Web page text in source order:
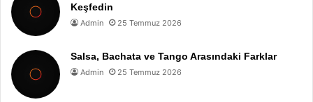
Keşfedin
Admin 25 Temmuz 2026
Salsa, Bachata ve Tango Arasındaki Farklar
Admin 25 Temmuz 2026